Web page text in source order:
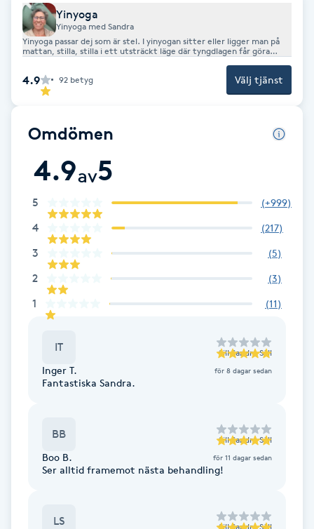
Fet hårbotten
Fibromassage
Fotsvamp
Fotvård
Fransar
Fransborttagning
Fransfärgning
Fransförlängning Megavolym
Yinyoga
Yinyoga med Sandra
Yinyoga passar dej som är stel. I yinyogan sitter eller ligger man på
mattan, stilla, stilla i ett utsträckt läge där tyngdlagen får göra
fascian genom att ge den tid. Vi är i positionerna 3-5min vilket
absolut kan vara både påfrestande och utmanande både för kropp
men även för sinnet. Vi är ovana att vara stilla så länge nu i vårt
4.9 92 betyg Välj tjänst
Omdömen
4.9av5
5 (+999)
4 (217)
3 (5)
2 (3)
1 (11)
IT till Sandra Säll
Inger T. för 8 dagar sedan
Fantastiska Sandra.
BB till Sandra Säll
Boo B. för 11 dagar sedan
Ser alltid framemot nästa behandling!
LS till Sandra Säll